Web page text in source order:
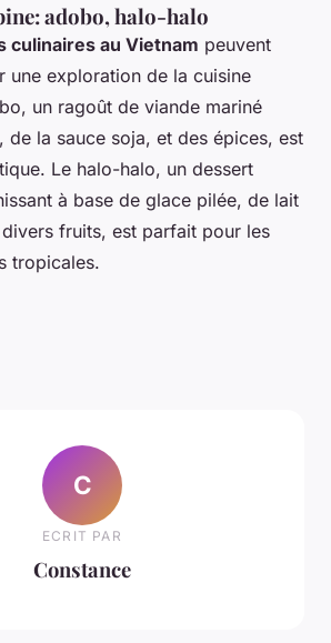
adobo, halo-halo
culinaires au Vietnam peuvent
une exploration de la cuisine
un ragoût de viande mariné
de la sauce soja, et des épices, est
Le halo-halo, un dessert
à base de glace pilée, de lait
fruits, est parfait pour les
tropicales.
C
ECRIT PAR
Constance